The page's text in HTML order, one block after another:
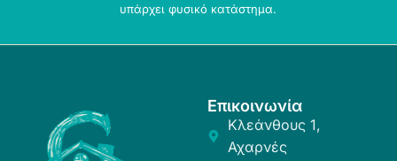
υπάρχει φυσικό κατάστημα.
Επικοινωνία
Κλεάνθους 1,
Αχαρνές